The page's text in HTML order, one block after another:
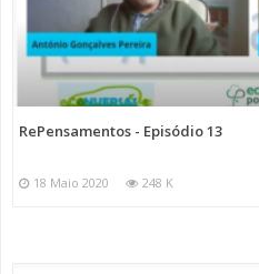
RePensamentos - Episódio 13
18 Maio 2020 248 K